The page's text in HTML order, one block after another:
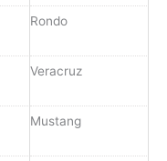
Rondo
Veracruz
Mustang